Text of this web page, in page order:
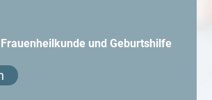
und Geburtshilfe